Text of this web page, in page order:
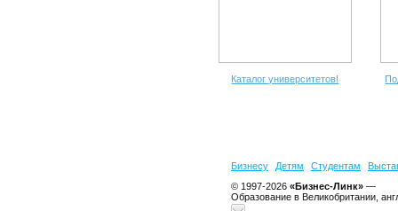
Каталог университетов!
Бизнесу Детям Студентам
© 1997-2026 «Бизнес-Линк» —
Образование в Великобритании,